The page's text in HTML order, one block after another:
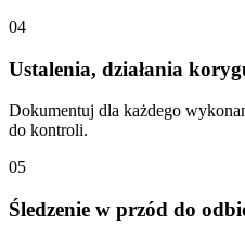
04
Ustalenia, działania
Dokumentuj dla każdego
do kontroli.
05
Śledzenie w przód do